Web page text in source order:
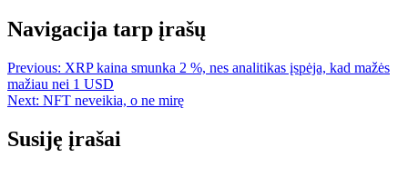
Navigacija tarp įrašų
Previous: XRP kaina smunka 2 %, nes analitikas įspėja, kad mažės
mažiau nei 1 USD
Next: NFT neveikia, o ne mirę
Susiję įrašai